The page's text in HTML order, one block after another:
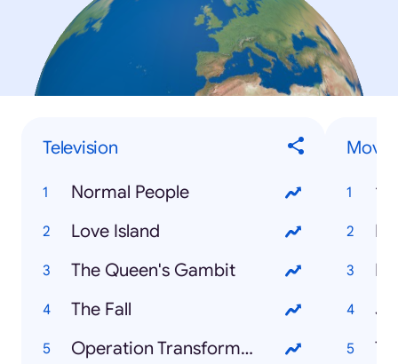
Television
Normal People
Love Island
The Queen's Gambit
The Fall
Operation Transformation